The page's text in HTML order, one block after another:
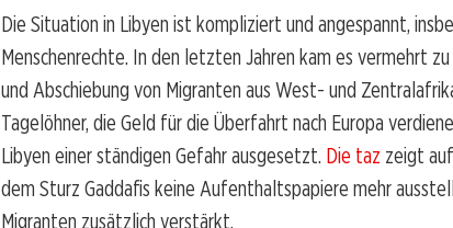
Die Situation in Libyen ist kompliziert und angespannt,
Menschenrechte. In den letzten Jahren kam es vermehrt
und Abschiebung von Migranten aus West- und
Tagelöhner, die Geld für die Überfahrt nach Europa
Libyen einer ständigen Gefahr ausgesetzt. Die taz zeigt
dem Sturz Gaddafis keine Aufenthaltspapiere mehr
Migranten zusätzlich verstärkt.